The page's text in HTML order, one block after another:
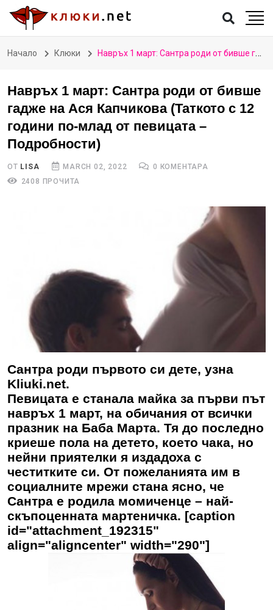
Начало Клюки Навръх 1 март: Сантра роди от бивше гадже на Ася Капчикова (Таткото с 12 години по-млад от певицата – Подробности)
Навръх 1 март: Сантра роди от бивше
гадже на Ася Капчикова (Таткото с 12
години по-млад от певицата –
Подробности)
ОТ LISA MARCH 02, 2022
0 КОМЕНТАРА
2408 ПРОЧИТА
Сантра роди първото си дете, узна
Kliuki.net.
Певицата е станала майка за първи път
навръх 1 март, на обичания от всички
празник на Баба Марта. Тя до последно
криеше пола на детето, което чака, но
нейни приятелки я издадоха с
честитките си. От пожеланията им в
социалните мрежи стана ясно, че
Сантра е родила момиченце – най-
скъпоценната мартеничка. [caption
id="attachment_192315"
align="aligncenter" width="290"]